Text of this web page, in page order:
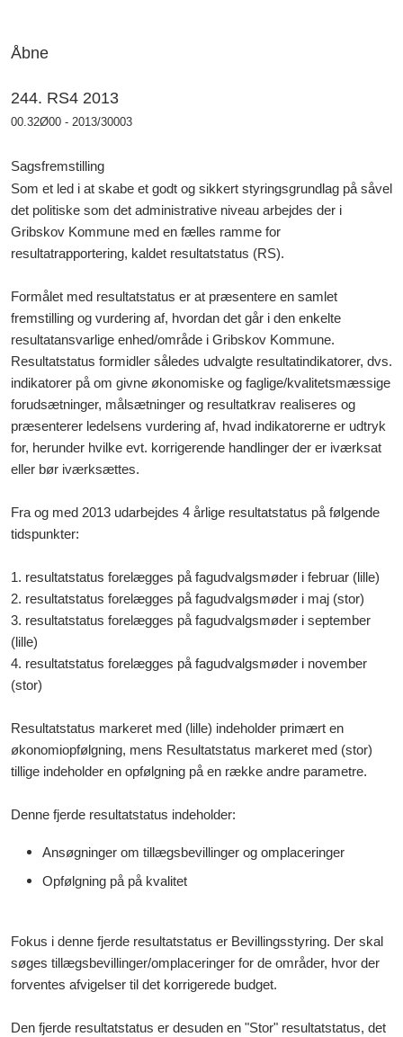
Åbne
244. RS4 2013
00.32Ø00 - 2013/30003
Sagsfremstilling
Som et led i at skabe et godt og sikkert styringsgrundlag på såvel
det politiske som det administrative niveau arbejdes der i
Gribskov Kommune med en fælles ramme for
resultatrapportering, kaldet resultatstatus (RS).
Formålet med resultatstatus er at præsentere en samlet
fremstilling og vurdering af, hvordan det går i den enkelte
resultatansvarlige enhed/område i Gribskov Kommune.
Resultatstatus formidler således udvalgte resultatindikatorer, dvs.
indikatorer på om givne økonomiske og faglige/kvalitetsmæssige
forudsætninger, målsætninger og resultatkrav realiseres og
præsenterer ledelsens vurdering af, hvad indikatorerne er udtryk
for, herunder hvilke evt. korrigerende handlinger der er iværksat
eller bør iværksættes.
Fra og med 2013 udarbejdes 4 årlige resultatstatus på følgende
tidspunkter:
1. resultatstatus forelægges på fagudvalgsmøder i februar (lille)
2. resultatstatus forelægges på fagudvalgsmøder i maj (stor)
3. resultatstatus forelægges på fagudvalgsmøder i september
(lille)
4. resultatstatus forelægges på fagudvalgsmøder i november
(stor)
Resultatstatus markeret med (lille) indeholder primært en
økonomiopfølgning, mens Resultatstatus markeret med (stor)
tillige indeholder en opfølgning på en række andre parametre.
Denne fjerde resultatstatus indeholder:
Ansøgninger om tillægsbevillinger og omplaceringer
Opfølgning på på kvalitet
Fokus i denne fjerde resultatstatus er Bevillingsstyring. Der skal
søges tillægsbevillinger/omplaceringer for de områder, hvor der
forventes afvigelser til det korrigerede budget.
Den fjerde resultatstatus er desuden en "Stor" resultatstatus, det